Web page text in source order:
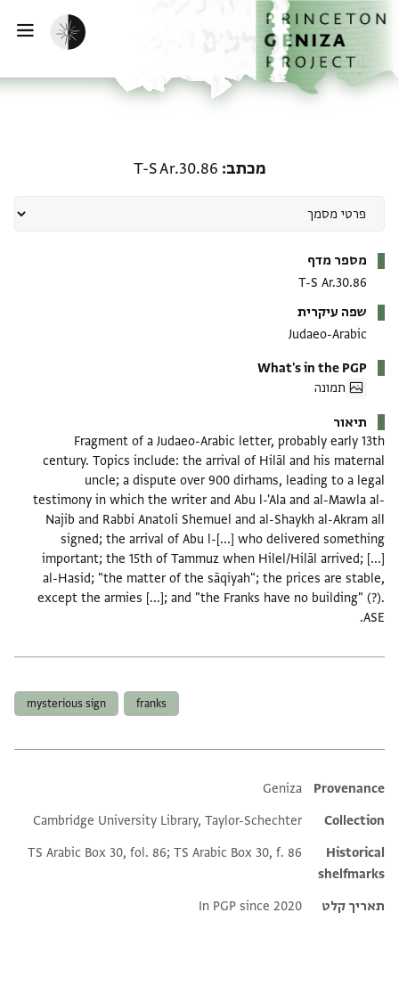
לתוכןהבית
הפעלת מצב כהה
מכתב T-S Ar.30.86
מספר מדף
T-S Ar.30.86
שפה עיקרית
Judaeo-Arabic
What's in the PGP
תמונה
תיאור
Fragment of a Judaeo-Arabic letter, probably early 13th
century. Topics include: the arrival of Hilāl and his maternal
uncle; a dispute over 900 dirhams, leading to a legal
testimony in which the writer and Abu l-'Ala and al-Mawla al-
Najib and Rabbi Anatoli Shemuel and al-Shaykh al-Akram all
signed; the arrival of Abu l-[...] who delivered something
important; the 15th of Tammuz when Hilel/Hilāl arrived; [...]
al-Hasid; "the matter of the sāqiyah"; the prices are stable,
except the armies [...]; and "the Franks have no building" (?).
ASE.
franks
mysterious sign
Additional metadata
Provenance
Geniza
Collection
Cambridge University Library, Taylor-Schechter
Historical
shelfmarks
TS Arabic Box 30, fol. 86; TS Arabic Box 30, f. 86
תאריך קלט In PGP since 2020